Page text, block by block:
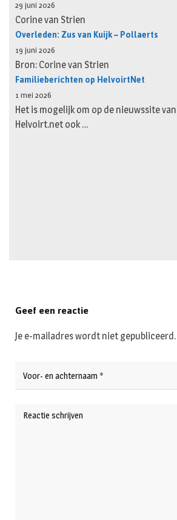
29 juni 2026
Corine van Strien
Overleden: Zus van Kuijk – Pollaerts
19 juni 2026
Bron: Corine van Strien
Familieberichten op HelvoirtNet
1 mei 2026
Het is mogelijk om op de nieuwssite van
Helvoirt.net ook …
Geef een reactie
Je e-mailadres wordt niet gepubliceerd.